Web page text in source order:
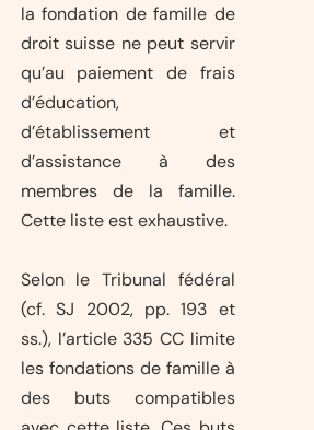
la fondation de famille de
droit suisse ne peut servir
qu’au paiement de frais
d’éducation,
d’établissement et
d’assistance à des
membres de la famille.
Cette liste est exhaustive.
Selon le Tribunal fédéral
(cf. SJ 2002, pp. 193 et
ss.), l’article 335 CC limite
les fondations de famille à
des buts compatibles